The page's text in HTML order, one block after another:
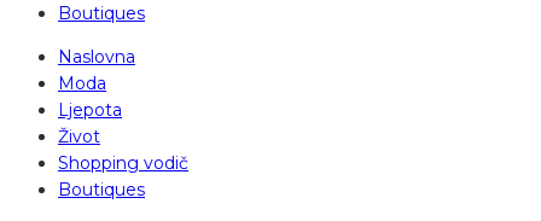
Boutiques
Naslovna
Moda
Ljepota
Život
Shopping vodič
Boutiques